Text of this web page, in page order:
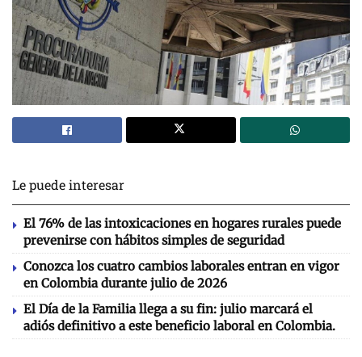
Le puede interesar
El 76% de las intoxicaciones en hogares rurales puede
prevenirse con hábitos simples de seguridad
Conozca los cuatro cambios laborales entran en vigor
en Colombia durante julio de 2026
El Día de la Familia llega a su fin: julio marcará el
adiós definitivo a este beneficio laboral en Colombia.